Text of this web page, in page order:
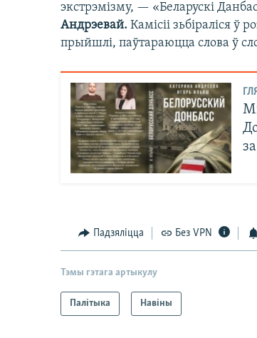
экстрэмізму, — «Беларускі
Андрэевай. Камісіі зьбіраліся
прыйшлі, паўтараюцца слова ў
Падзяліцца Без VPN
Тэмы гэтага артыкулу
Палітыка Навіны